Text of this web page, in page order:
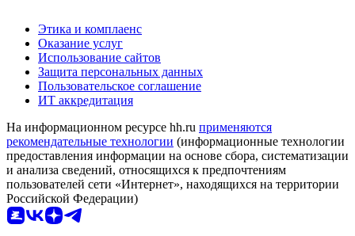
Этика и комплаенс
Оказание услуг
Использование сайтов
Защита персональных данных
Пользовательское соглашение
ИТ аккредитация
На информационном ресурсе hh.ru применяются
рекомендательные технологии (информационные технологии
предоставления информации на основе сбора, систематизации
и анализа сведений, относящихся к предпочтениям
пользователей сети «Интернет», находящихся на территории
Российской Федерации)